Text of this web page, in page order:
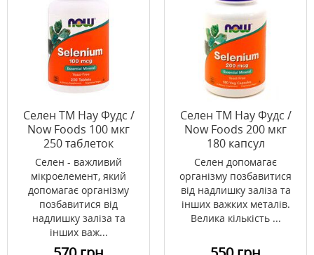
Селен ТМ Нау Фудс /
Now Foods 100 мкг
250 таблеток
Селен - важливий
мікроелемент, який
допомагає організму
позбавитися від
надлишку заліза та
інших важ...
Селен ТМ Нау Фудс /
Now Foods 200 мкг
180 капсул
Селен допомагає
організму позбавитися
від надлишку заліза та
інших важких металів.
Велика кількість ...